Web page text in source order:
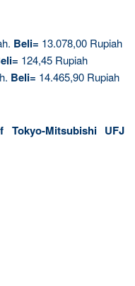
Beli= 13.078,00 Rupiah
124,45 Rupiah
Beli= 14.465,90 Rupiah
Mitsubishi UFJ